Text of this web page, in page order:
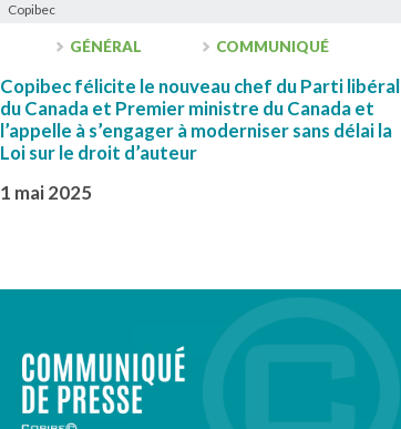
Copibec
GÉNÉRAL COMMUNIQUÉ
Copibec félicite le nouveau chef du Parti libéral
du Canada et Premier ministre du Canada et
l’appelle à s’engager à moderniser sans délai la
Loi sur le droit d’auteur
1 mai 2025